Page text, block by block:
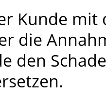
Kunde
die
den